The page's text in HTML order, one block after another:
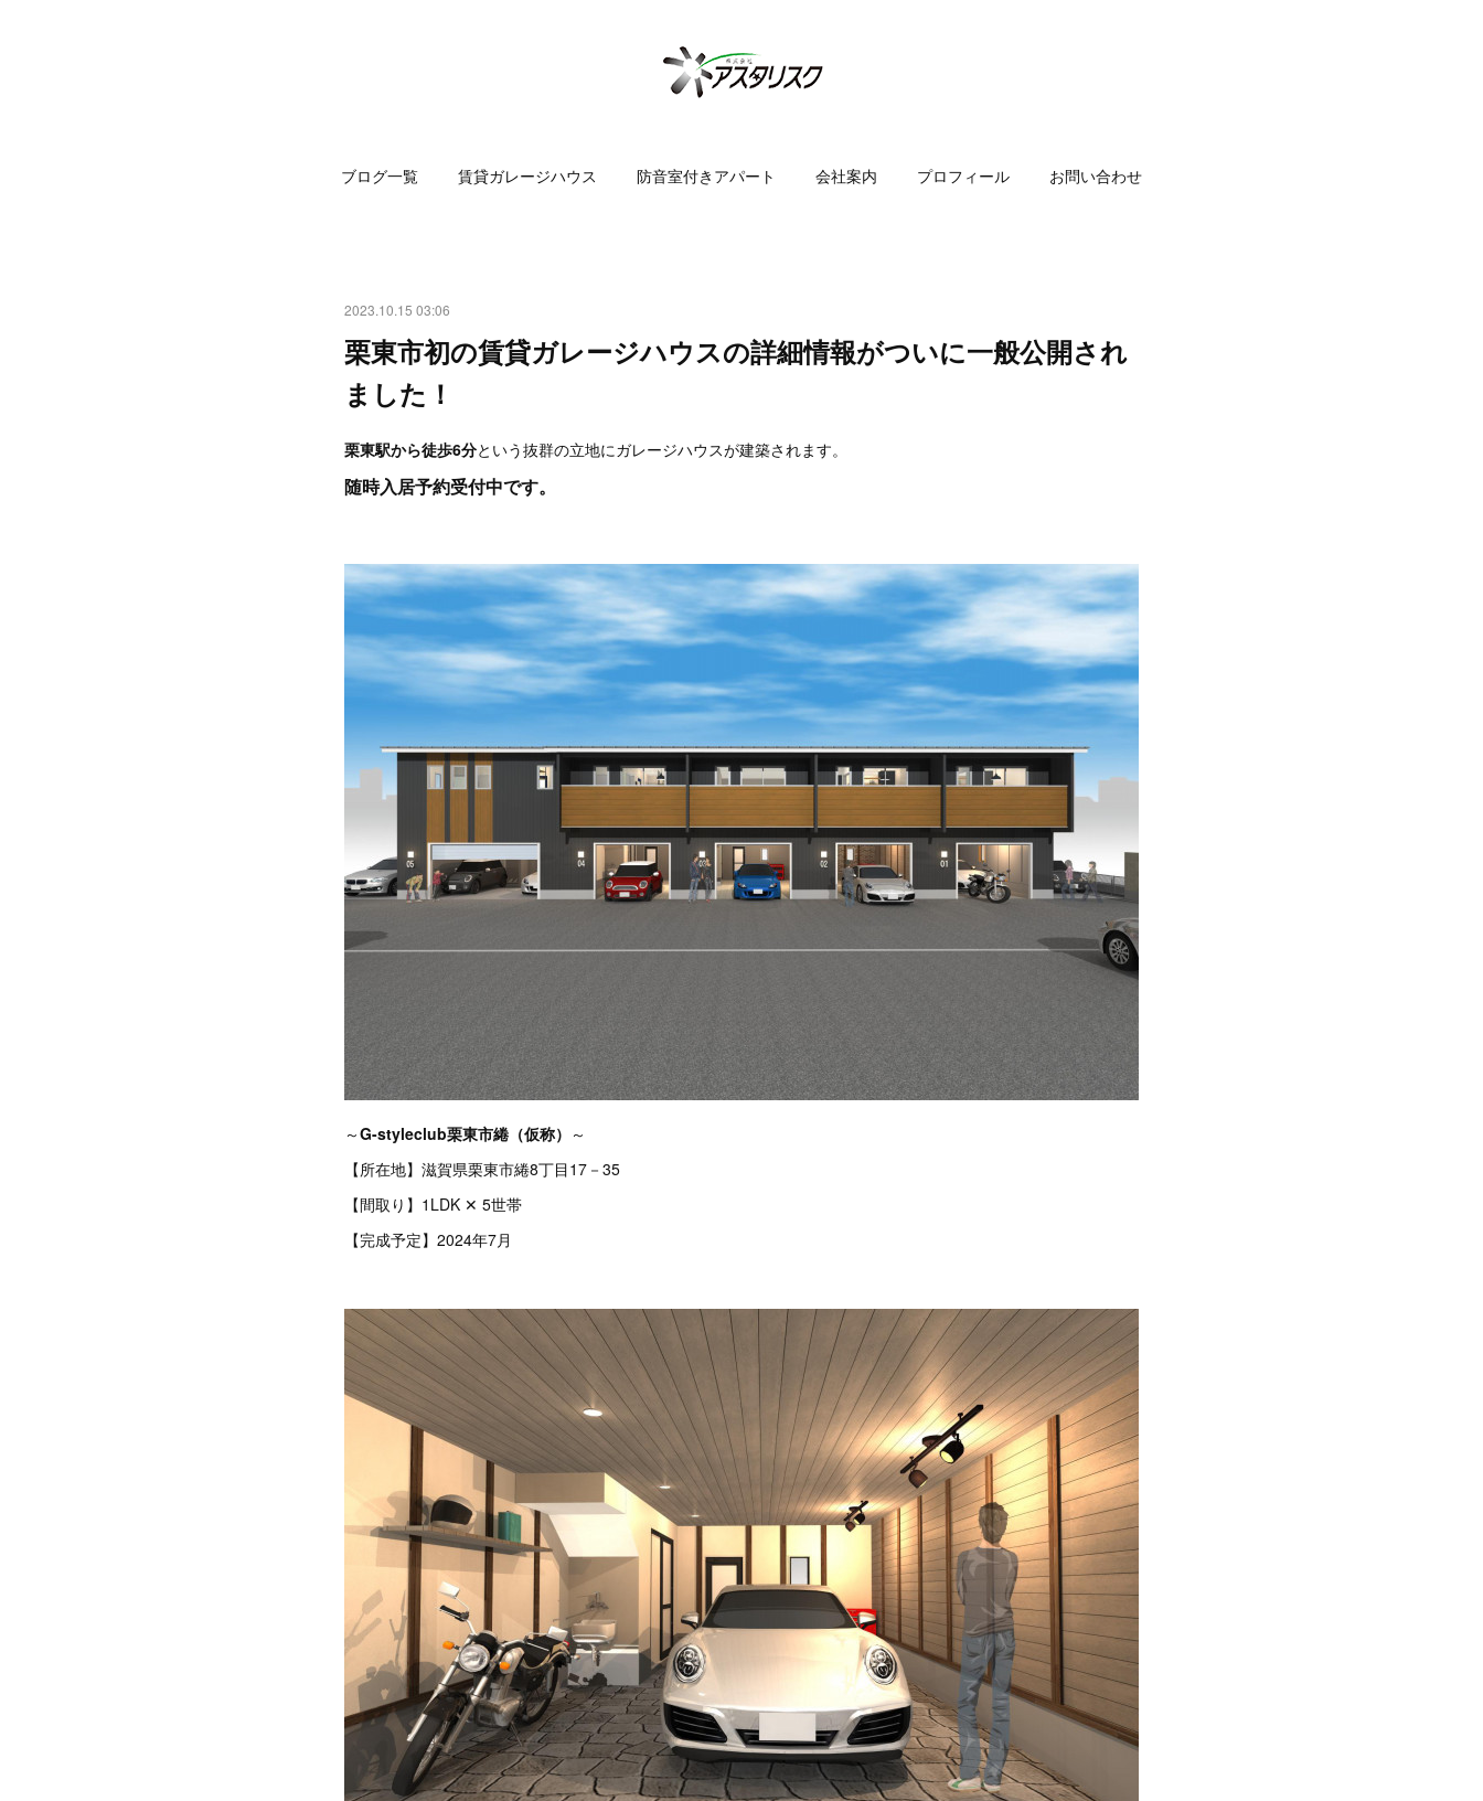
ブログ一覧 賃貸ガレージハウス 防音室付きアパート 会社案内 プロフィール お問い合わせ
2023.10.15 03:06
栗東市初の賃貸ガレージハウスの詳細情報がついに一般公開され
ました！
栗東駅から徒歩6分という抜群の立地にガレージハウスが建築されます。
随時入居予約受付中です。
～G-styleclub栗東市綣（仮称） ～
【所在地】滋賀県栗東市綣8丁目17－35
【間取り】1LDK ✕ 5世帯
【完成予定】2024年7月